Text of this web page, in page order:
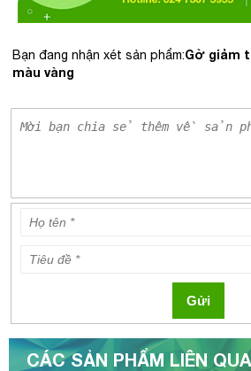
Bạn đang nhận xét sản phẩm:Gờ giảm
màu vàng
Gửi
CÁC SẢN PHẨM LIÊN